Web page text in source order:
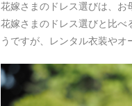
花嫁さまのドレス選びは、お
花嫁さまのドレス選びと比べ
うですが、レンタル衣装やオ